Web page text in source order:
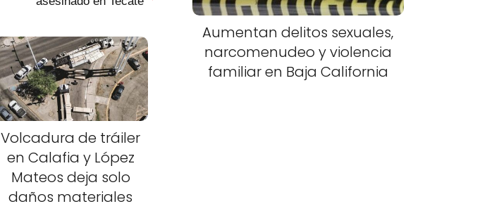
Volcadura de tráiler
en Calafia y López
Mateos deja solo
daños materiales
Aumentan delitos sexuales,
narcomenudeo y violencia
familiar en Baja California